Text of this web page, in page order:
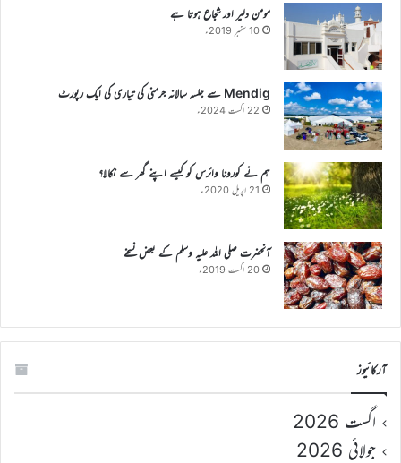
مومن دلیر اور شجاع ہوتا ہے
10 ستمبر 2019ء
Mendig سے جلسہ سالانہ جرمنی کی تیاری کی ایک رپورٹ
22 اگست 2024ء
ہم نے کورونا وائرس کو کیسے اپنے گھر سے نکالا؟
21 اپریل 2020ء
آنحضرت صلی اللہ علیہ وسلم کے بعض نسخے
20 اگست 2019ء
آرکائیوز
اگست 2026
جولائی 2026